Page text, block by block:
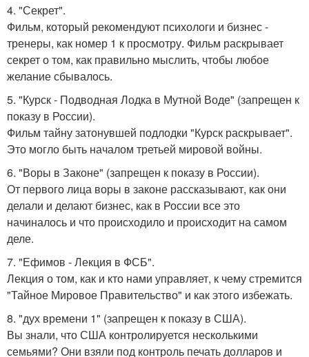
4. "Секрет".
Фильм, который рекомендуют психологи и бизнес -
тренеры, как номер 1 к просмотру. Фильм раскрывает
секрет о том, как правильно мыслить, чтобы любое
желание сбывалось.
5. "Курск - Подводная Лодка в Мутной Воде" (запрещен к
показу в России).
Фильм тайну затонувшей подлодки "Курск раскрывает".
Это могло быть началом третьей мировой войны.
6. "Воры в Законе" (запрещен к показу в России).
От первого лица воры в законе рассказывают, как они
делали и делают бизнес, как в России все это
начиналось и что происходило и происходит на самом
деле.
7. "Ефимов - Лекция в ФСБ".
Лекция о том, как и кто нами управляет, к чему стремится
"Тайное Мировое Правительство" и как этого избежать.
8. "дух времени 1" (запрещен к показу в США).
Вы знали, что США контролируется несколькими
семьями? Они взяли под контроль печать долларов и